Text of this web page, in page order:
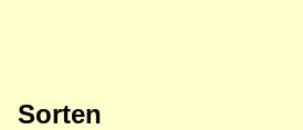
Sorten